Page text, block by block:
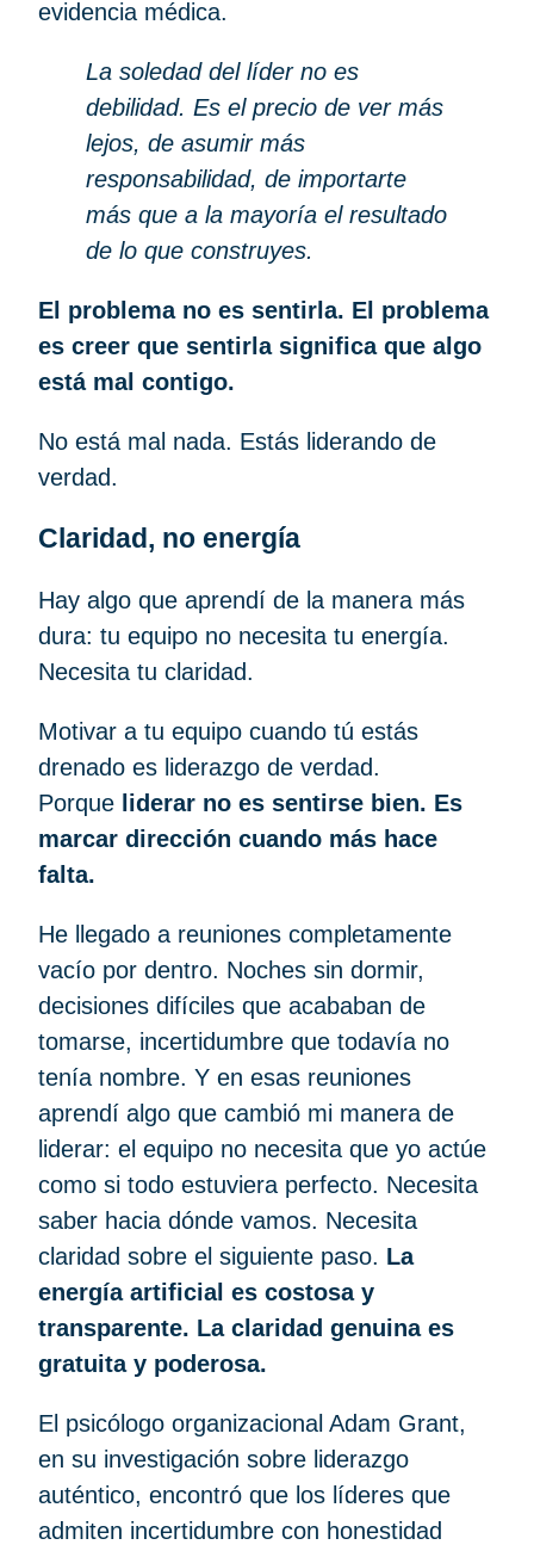
evidencia médica.
La soledad del líder no es
debilidad. Es el precio de ver más
lejos, de asumir más
responsabilidad, de importarte
más que a la mayoría el resultado
de lo que construyes.
El problema no es sentirla. El problema
es creer que sentirla significa que algo
está mal contigo.
No está mal nada. Estás liderando de
verdad.
Claridad, no energía
Hay algo que aprendí de la manera más
dura: tu equipo no necesita tu energía.
Necesita tu claridad.
Motivar a tu equipo cuando tú estás
drenado es liderazgo de verdad.
Porque liderar no es sentirse bien. Es
marcar dirección cuando más hace
falta.
He llegado a reuniones completamente
vacío por dentro. Noches sin dormir,
decisiones difíciles que acababan de
tomarse, incertidumbre que todavía no
tenía nombre. Y en esas reuniones
aprendí algo que cambió mi manera de
liderar: el equipo no necesita que yo actúe
como si todo estuviera perfecto. Necesita
saber hacia dónde vamos. Necesita
claridad sobre el siguiente paso. La
energía artificial es costosa y
transparente. La claridad genuina es
gratuita y poderosa.
El psicólogo organizacional Adam Grant,
en su investigación sobre liderazgo
auténtico, encontró que los líderes que
admiten incertidumbre con honestidad